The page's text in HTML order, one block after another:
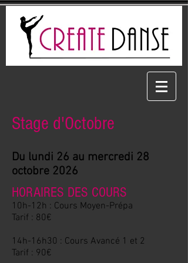
Stage d'Octobre
Du lundi 26 au mercredi 28
octobre 2026
HORAIRES DES COURS
10h-12h : Cours Moyen-Prépa
Tarif : 80€
14h-16h30 : Cours Avancé 1 et 2
Tarif : 90€